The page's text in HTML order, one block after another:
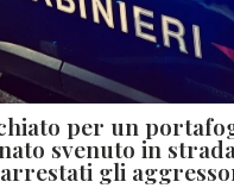
per un
svenuto in
gli